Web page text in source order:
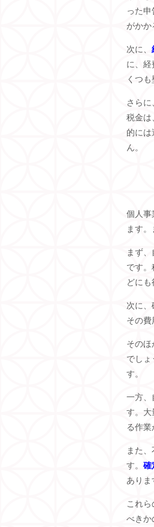
った
がかか
次に、
に、
くつ
さらに
税金は
的に
ん。
個人事
ます
まず
です
どにも
次に
その費
その
でし
す。
一方、
す。大
る作業
また
す。確
ありま
これ
べきか